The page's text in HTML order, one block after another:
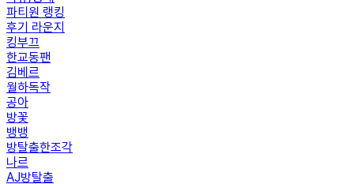
파티원 랭킹
후기 라운지
킹부끄
한교동팬
김베르
월하독작
공아
방꽃
뱅뱅
방탈출한조각
나르
AJ방탈출